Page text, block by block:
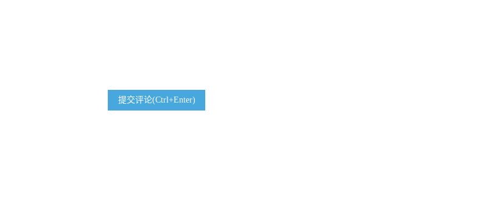
提交评论(Ctrl+Enter)